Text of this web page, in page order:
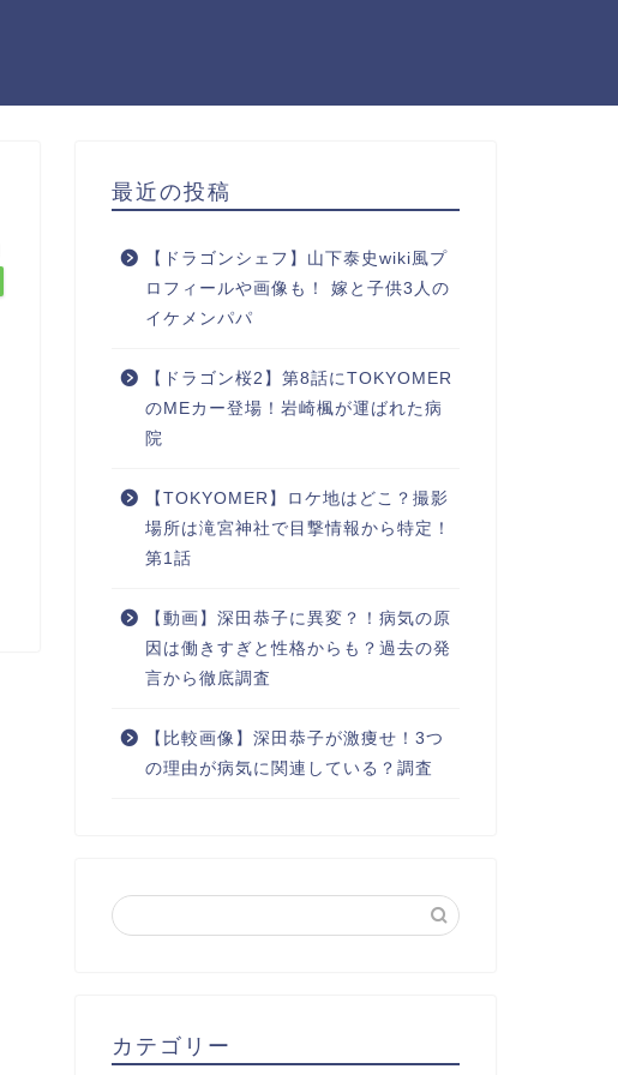
最近の投稿
【ドラゴンシェフ】山下泰史wiki風プ
ロフィールや画像も！ 嫁と子供3人の
イケメンパパ
【ドラゴン桜2】第8話にTOKYOMER
のMEカー登場！岩崎楓が運ばれた病
院
【TOKYOMER】ロケ地はどこ？撮影
場所は滝宮神社で目撃情報から特定！
第1話
【動画】深田恭子に異変？！病気の原
因は働きすぎと性格からも？過去の発
言から徹底調査
【比較画像】深田恭子が激痩せ！3つ
の理由が病気に関連している？調査
カテゴリー